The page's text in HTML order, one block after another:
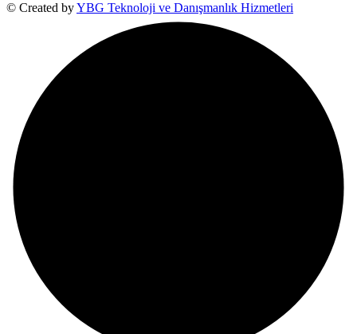
© Created byYBG Teknoloji ve Danışmanlık Hizmetleri